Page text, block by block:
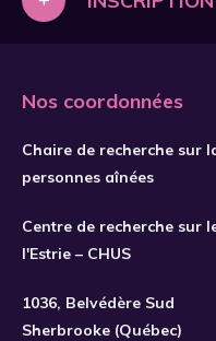
Nos coordonnées
Chaire de recherche sur
personnes aînées
Centre de recherche sur
l'Estrie – CHUS
1036, Belvédère Sud
Sherbrooke (Québec)